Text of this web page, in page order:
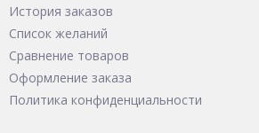
История заказов
Список желаний
Сравнение товаров
Оформление заказа
Политика конфиденциальности